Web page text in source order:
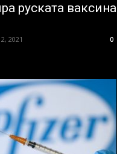
руската ваксина
2021 0